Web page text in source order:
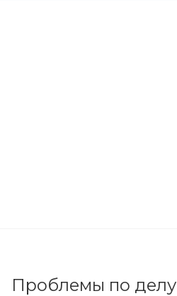
Проблемы по делу